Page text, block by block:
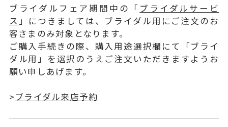
ブライダルフェア期間中の「 ブライダルサービ
ス 」につきましては、ブライダル用にご注文のお
客さまのみ対象となります。
ご購入手続きの際、購入用途選択欄にて「ブライ
ダル用」を選択のうえご注文いただきますようお
願い申しあげます。
>ブライダル来店予約